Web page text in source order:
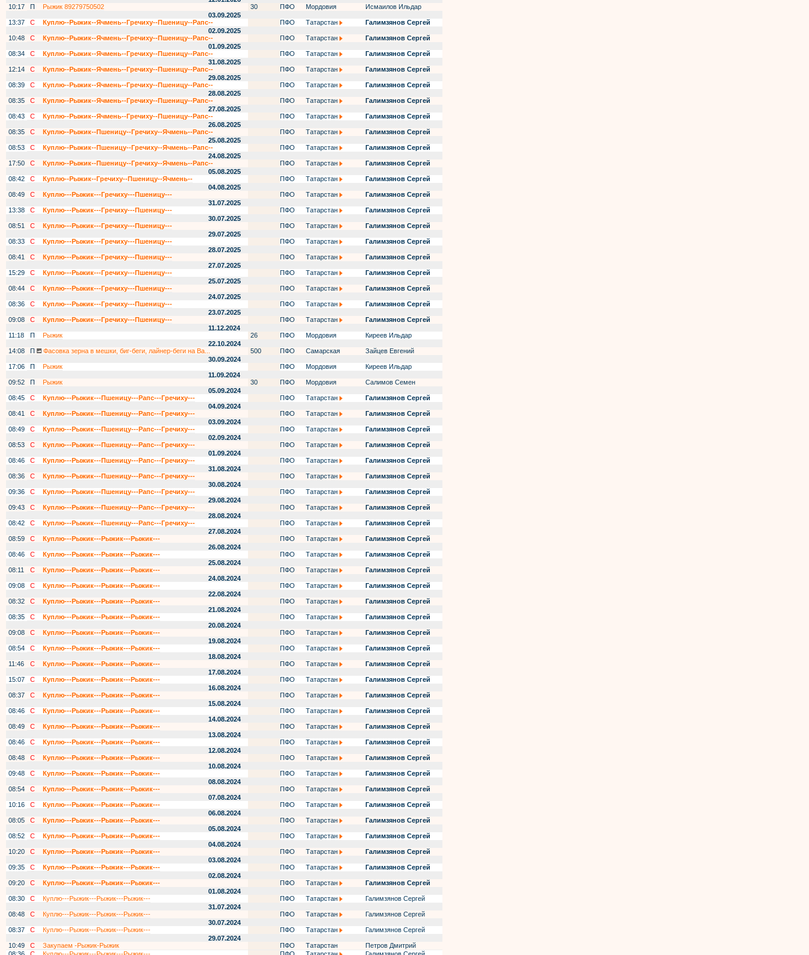
10:17
П Рыжик 89279750502 30 ПФО Мордовия
Исмаилов Ильдар
03.09.2025
13:37
С Куплю--Рыжик--Ячмень--Гречиху--Пшеницу--Рапс-- ПФО Татарстан
Галимзянов Сергей
02.09.2025
10:48
С Куплю--Рыжик--Ячмень--Гречиху--Пшеницу--Рапс-- ПФО Татарстан
Галимзянов Сергей
01.09.2025
08:34
С Куплю--Рыжик--Ячмень--Гречиху--Пшеницу--Рапс-- ПФО Татарстан
Галимзянов Сергей
31.08.2025
12:14
С Куплю--Рыжик--Ячмень--Гречиху--Пшеницу--Рапс-- ПФО Татарстан
Галимзянов Сергей
29.08.2025
08:39
С Куплю--Рыжик--Ячмень--Гречиху--Пшеницу--Рапс-- ПФО Татарстан
Галимзянов Сергей
28.08.2025
08:35
С Куплю--Рыжик--Ячмень--Гречиху--Пшеницу--Рапс-- ПФО Татарстан
Галимзянов Сергей
27.08.2025
08:43
С Куплю--Рыжик--Ячмень--Гречиху--Пшеницу--Рапс-- ПФО Татарстан
Галимзянов Сергей
26.08.2025
08:35
С Куплю--Рыжик--Пшеницу--Гречиху--Ячмень--Рапс-- ПФО Татарстан
Галимзянов Сергей
25.08.2025
08:53
С Куплю--Рыжик--Пшеницу--Гречиху--Ячмень--Рапс-- ПФО Татарстан
Галимзянов Сергей
24.08.2025
17:50
С Куплю--Рыжик--Пшеницу--Гречиху--Ячмень--Рапс-- ПФО Татарстан
Галимзянов Сергей
05.08.2025
08:42
С Куплю--Рыжик--Гречиху--Пшеницу--Ячмень-- ПФО Татарстан
Галимзянов Сергей
04.08.2025
08:49
С Куплю---Рыжик---Гречиху---Пшеницу--- ПФО Татарстан
Галимзянов Сергей
31.07.2025
13:38
С Куплю---Рыжик---Гречиху---Пшеницу--- ПФО Татарстан
Галимзянов Сергей
30.07.2025
08:51
С Куплю---Рыжик---Гречиху---Пшеницу--- ПФО Татарстан
Галимзянов Сергей
29.07.2025
08:33
С Куплю---Рыжик---Гречиху---Пшеницу--- ПФО Татарстан
Галимзянов Сергей
28.07.2025
08:41
С Куплю---Рыжик---Гречиху---Пшеницу--- ПФО Татарстан
Галимзянов Сергей
27.07.2025
15:29
С Куплю---Рыжик---Гречиху---Пшеницу--- ПФО Татарстан
Галимзянов Сергей
25.07.2025
08:44
С Куплю---Рыжик---Гречиху---Пшеницу--- ПФО Татарстан
Галимзянов Сергей
24.07.2025
08:36
С Куплю---Рыжик---Гречиху---Пшеницу--- ПФО Татарстан
Галимзянов Сергей
23.07.2025
09:08
С Куплю---Рыжик---Гречиху---Пшеницу--- ПФО Татарстан
Галимзянов Сергей
11.12.2024
11:18
П Рыжик 26 ПФО Мордовия
Киреев Ильдар
22.10.2024
14:08
П Фасовка зерна в мешки, биг-беги, лайнер-беги на Ва... 500 ПФО Самарская
Зайцев Евгений
30.09.2024
17:06
П Рыжик ПФО Мордовия
Киреев Ильдар
11.09.2024
09:52
П Рыжик 30 ПФО Мордовия
Салимов Семен
05.09.2024
08:45
С Куплю---Рыжик---Пшеницу---Рапс---Гречиху--- ПФО Татарстан
Галимзянов Сергей
04.09.2024
08:41
С Куплю---Рыжик---Пшеницу---Рапс---Гречиху--- ПФО Татарстан
Галимзянов Сергей
03.09.2024
08:49
С Куплю---Рыжик---Пшеницу---Рапс---Гречиху--- ПФО Татарстан
Галимзянов Сергей
02.09.2024
08:53
С Куплю---Рыжик---Пшеницу---Рапс---Гречиху--- ПФО Татарстан
Галимзянов Сергей
01.09.2024
08:46
С Куплю---Рыжик---Пшеницу---Рапс---Гречиху--- ПФО Татарстан
Галимзянов Сергей
31.08.2024
08:36
С Куплю---Рыжик---Пшеницу---Рапс---Гречиху--- ПФО Татарстан
Галимзянов Сергей
30.08.2024
09:36
С Куплю---Рыжик---Пшеницу---Рапс---Гречиху--- ПФО Татарстан
Галимзянов Сергей
29.08.2024
09:43
С Куплю---Рыжик---Пшеницу---Рапс---Гречиху--- ПФО Татарстан
Галимзянов Сергей
28.08.2024
08:42
С Куплю---Рыжик---Пшеницу---Рапс---Гречиху--- ПФО Татарстан
Галимзянов Сергей
27.08.2024
08:59
С Куплю---Рыжик---Рыжик---Рыжик--- ПФО Татарстан
Галимзянов Сергей
26.08.2024
08:46
С Куплю---Рыжик---Рыжик---Рыжик--- ПФО Татарстан
Галимзянов Сергей
25.08.2024
08:11
С Куплю---Рыжик---Рыжик---Рыжик--- ПФО Татарстан
Галимзянов Сергей
24.08.2024
09:08
С Куплю---Рыжик---Рыжик---Рыжик--- ПФО Татарстан
Галимзянов Сергей
22.08.2024
08:32
С Куплю---Рыжик---Рыжик---Рыжик--- ПФО Татарстан
Галимзянов Сергей
21.08.2024
08:35
С Куплю---Рыжик---Рыжик---Рыжик--- ПФО Татарстан
Галимзянов Сергей
20.08.2024
09:08
С Куплю---Рыжик---Рыжик---Рыжик--- ПФО Татарстан
Галимзянов Сергей
19.08.2024
08:54
С Куплю---Рыжик---Рыжик---Рыжик--- ПФО Татарстан
Галимзянов Сергей
18.08.2024
11:46
С Куплю---Рыжик---Рыжик---Рыжик--- ПФО Татарстан
Галимзянов Сергей
17.08.2024
15:07
С Куплю---Рыжик---Рыжик---Рыжик--- ПФО Татарстан
Галимзянов Сергей
16.08.2024
08:37
С Куплю---Рыжик---Рыжик---Рыжик--- ПФО Татарстан
Галимзянов Сергей
15.08.2024
08:46
С Куплю---Рыжик---Рыжик---Рыжик--- ПФО Татарстан
Галимзянов Сергей
14.08.2024
08:49
С Куплю---Рыжик---Рыжик---Рыжик--- ПФО Татарстан
Галимзянов Сергей
13.08.2024
08:46
С Куплю---Рыжик---Рыжик---Рыжик--- ПФО Татарстан
Галимзянов Сергей
12.08.2024
08:48
С Куплю---Рыжик---Рыжик---Рыжик--- ПФО Татарстан
Галимзянов Сергей
10.08.2024
09:48
С Куплю---Рыжик---Рыжик---Рыжик--- ПФО Татарстан
Галимзянов Сергей
08.08.2024
08:54
С Куплю---Рыжик---Рыжик---Рыжик--- ПФО Татарстан
Галимзянов Сергей
07.08.2024
10:16
С Куплю---Рыжик---Рыжик---Рыжик--- ПФО Татарстан
Галимзянов Сергей
06.08.2024
08:05
С Куплю---Рыжик---Рыжик---Рыжик--- ПФО Татарстан
Галимзянов Сергей
05.08.2024
08:52
С Куплю---Рыжик---Рыжик---Рыжик--- ПФО Татарстан
Галимзянов Сергей
04.08.2024
10:20
С Куплю---Рыжик---Рыжик---Рыжик--- ПФО Татарстан
Галимзянов Сергей
03.08.2024
09:35
С Куплю---Рыжик---Рыжик---Рыжик--- ПФО Татарстан
Галимзянов Сергей
02.08.2024
09:20
С Куплю---Рыжик---Рыжик---Рыжик--- ПФО Татарстан
Галимзянов Сергей
01.08.2024
08:30
С Куплю---Рыжик---Рыжик---Рыжик--- ПФО Татарстан
Галимзянов Сергей
31.07.2024
08:48
С Куплю---Рыжик---Рыжик---Рыжик--- ПФО Татарстан
Галимзянов Сергей
30.07.2024
08:37
С Куплю---Рыжик---Рыжик---Рыжик--- ПФО Татарстан
Галимзянов Сергей
29.07.2024
10:49
С Закупаем -Рыжик-Рыжик ПФО Татарстан
Петров Дмитрий